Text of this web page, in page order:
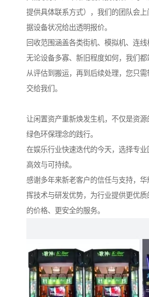
提供具体联系方式），我们的团队会
据设备状况给出透明报价。
回收范围涵盖各类街机、模拟机、连线
无论设备多寡、新旧程度如何，我们都
从评估到搬运，再到后续处理，您只
交给我们。
让闲置资产重新焕发生机，不仅是资
绿色环保理念的践行。
在娱乐行业快速迭代的今天，选择专
高效与可持续。
感谢多年来新老客户的信任与支持，
挥技术与研发优势，为行业提供更优质
的价格、更安全的服务。